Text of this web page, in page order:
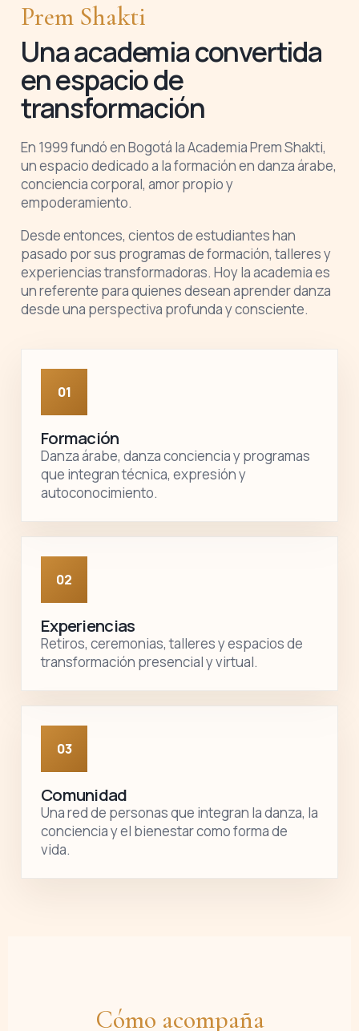
Prem Shakti
Una academia convertida
en espacio de
transformación
En 1999 fundó en Bogotá la Academia Prem Shakti,
un espacio dedicado a la formación en danza árabe,
conciencia corporal, amor propio y
empoderamiento.
Desde entonces, cientos de estudiantes han
pasado por sus programas de formación, talleres y
experiencias transformadoras. Hoy la academia es
un referente para quienes desean aprender danza
desde una perspectiva profunda y consciente.
01
Formación
Danza árabe, danza conciencia y programas
que integran técnica, expresión y
autoconocimiento.
02
Experiencias
Retiros, ceremonias, talleres y espacios de
transformación presencial y virtual.
03
Comunidad
Una red de personas que integran la danza, la
conciencia y el bienestar como forma de
vida.
Cómo acompaña